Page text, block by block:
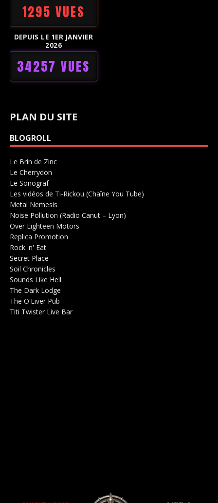
1295 VUES
DEPUIS LE 1ER JANVIER
2026
34257 VUES
PLAN DU SITE
BLOGROLL
Le Brin de Zinc
Le Cherrydon
Le SonografSalle de concerts 0
Les vidéos de Ti-Rickou (Chaîne You Tube)
Metal Nemesis
Noise Pollution (Radio Canut – Lyon)
Over Eighteen Motors
Replica Promotion
Rock 'n' Eat
Secret Place
Soil Chronicles
Sounds Like Hell
The Dark Lodge
The O'Liver Pub
Titi Twister Live Bar